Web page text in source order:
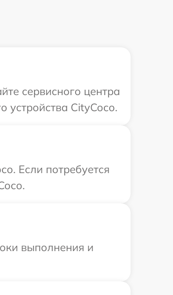
сервисного центра
устройства CityCoco.
Если потребуется
выполнения и